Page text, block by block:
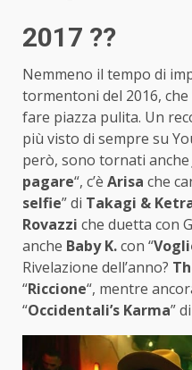
2017 ??
Nemmeno il tempo di
tormentoni del 2016,
fare piazza pulita. Un
più visto di sempre su
però, sono tornati anche
pagare“, c’è Arisa che
selfie” di Takagi &
Rovazzi che duetta con
anche Baby K.con “
Rivelazione dell’anno?
“Riccione“, mentre
“Occidentali’s Karma” di